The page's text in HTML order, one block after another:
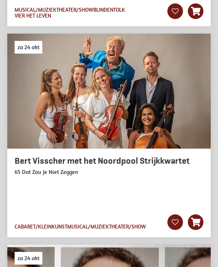
MUSICAL/MUZIEKTHEATER/SHOWBLINDENTOLK
VIER HET LEVEN
Bert Visscher met het Noordpool Strijkkwartet
65 Dat Zou Je Niet Zeggen
za 24 okt
CABARET/KLEINKUNSTMUSICAL/MUZIEKTHEATER/SHOW
za 24 okt